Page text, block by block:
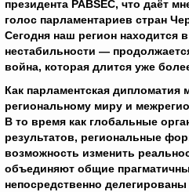
президента PABSEC, что даёт
голос парламентариев стран
Сегодня наш регион находится
нестабильности —
война, которая длится уже
Как парламентская дипломатия
региональному миру и
В то время как глобальные
результатов, региональные
возможность изменить
объединяют общие
непосредственно